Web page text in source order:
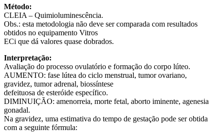
Método:
CLEIA – Quimioluminescência.
Obs.: esta metodologia não deve ser comparada com resultados
obtidos no equipamento Vitros
ECi que dá valores quase dobrados.
Interpretação:
Avaliação do processo ovulatório e formação do corpo lúteo.
AUMENTO: fase lútea do ciclo menstrual, tumor ovariano,
gravidez, tumor adrenal, biossíntese
defeituosa de esteróide específico.
DIMINUIÇÃO: amenorreia, morte fetal, aborto iminente, agenesia
gonadal.
Na gravidez, uma estimativa do tempo de gestação pode ser obtida
com a seguinte fórmula: